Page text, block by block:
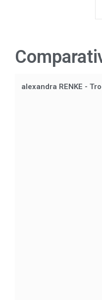
alexandra RENKE -